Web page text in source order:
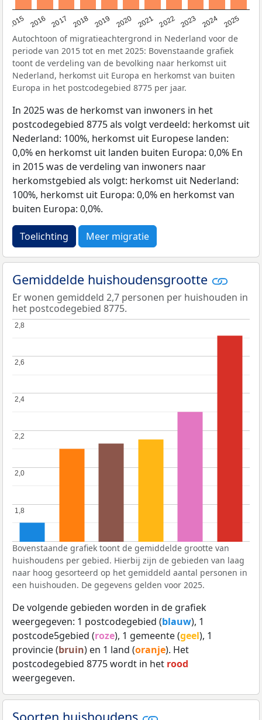
2015 2016 2017 2018 2019 2020 2021 2022 2023 2024 2025
Autochtoon of migratieachtergrond in Nederland voor de
periode van 2015 tot en met 2025: Bovenstaande grafiek
toont de verdeling van de bevolking naar herkomst uit
Nederland, herkomst uit Europa en herkomst van buiten
Europa in het postcodegebied 8775 per jaar.
In 2025 was de herkomst van inwoners in het
postcodegebied 8775 als volgt verdeeld: herkomst uit
Nederland: 100%, herkomst uit Europese landen:
0,0% en herkomst uit landen buiten Europa: 0,0% En
in 2015 was de verdeling van inwoners naar
herkomstgebied als volgt: herkomst uit Nederland:
100%, herkomst uit Europa: 0,0% en herkomst van
buiten Europa: 0,0%.
Toelichting Meer migratie
Gemiddelde huishoudensgrootte
Er wonen gemiddeld 2,7 personen per huishouden in
het postcodegebied 8775.
1,8
1,8
2,0
2,0
2,2
2,2
2,4
2,4
2,6
2,6
2,8
2,8
Bovenstaande grafiek toont de gemiddelde grootte van
huishoudens per gebied. Hierbij zijn de gebieden van laag
naar hoog gesorteerd op het gemiddeld aantal personen in
een huishouden. De gegevens gelden voor 2025.
De volgende gebieden worden in de grafiek
weergegeven: 1 postcodegebied (blauw), 1
postcode5gebied (roze), 1 gemeente (geel), 1
provincie (bruin) en 1 land (oranje). Het
postcodegebied 8775 wordt in het rood
weergegeven.